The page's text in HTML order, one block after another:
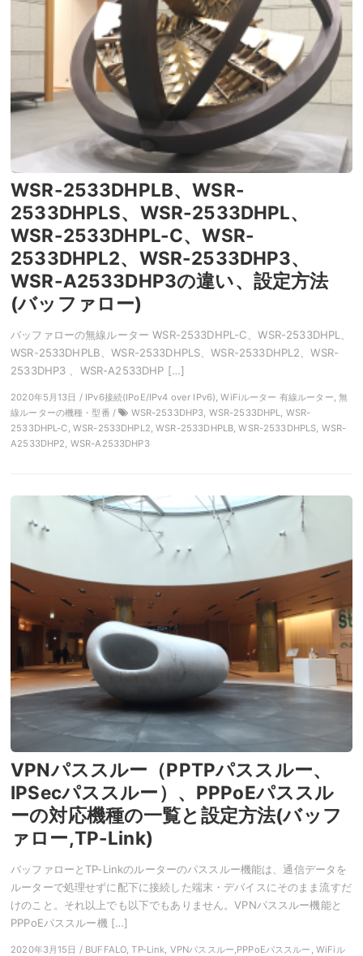
WSR-2533DHPLB、WSR-
2533DHPLS、WSR-2533DHPL、
WSR-2533DHPL-C、WSR-
2533DHPL2、WSR-2533DHP3、
WSR-A2533DHP3の違い、設定方法
(バッファロー)
バッファローの無線ルーター WSR-2533DHPL-C、WSR-2533DHPL、
WSR-2533DHPLB、WSR-2533DHPLS、WSR-2533DHPL2、WSR-
2533DHP3 、WSR-A2533DHP […]
2020年5月13日 / IPv6接続(IPoE/IPv4 over IPv6), WiFiルーター 有線ルーター, 無
線ルーターの機種・型番 /
WSR-2533DHP3, WSR-2533DHPL, WSR-
2533DHPL-C, WSR-2533DHPL2, WSR-2533DHPLB, WSR-2533DHPLS, WSR-
A2533DHP2, WSR-A2533DHP3
VPNパススルー（PPTPパススルー、
IPSecパススルー）、PPPoEパススル
ーの対応機種の一覧と設定方法(バッフ
ァロー,TP-Link)
バッファローとTP-Linkのルーターのパススルー機能は、通信データを
ルーターで処理せずに配下に接続した端末・デバイスにそのまま流すだ
けのこと。それ以上でも以下でもありません。VPNパススルー機能と
PPPoEパススルー機 […]
2020年3月15日 / BUFFALO, TP-Link, VPNパススルー,PPPoEパススルー, WiFiル